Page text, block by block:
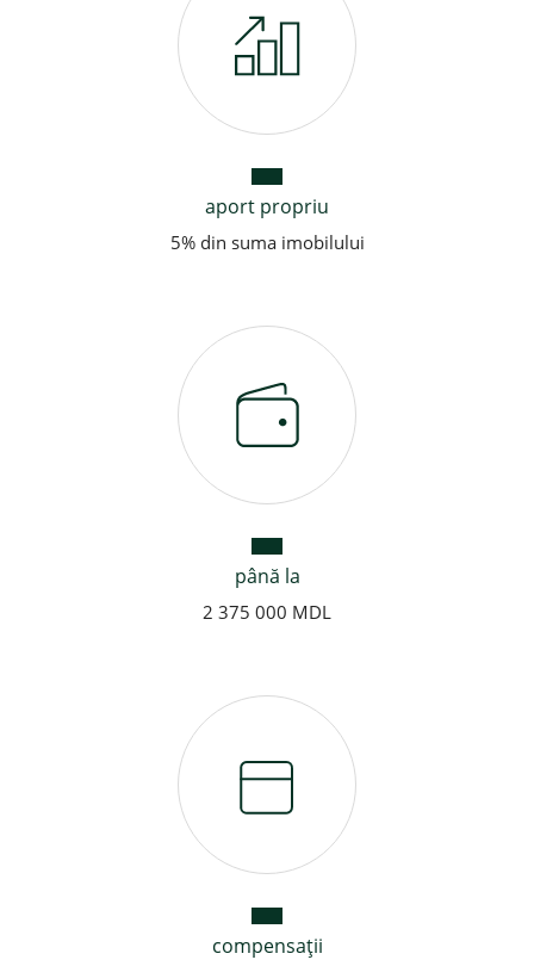
aport propriu
5% din suma imobilului
până la
2 375 000 MDL
compensaţii